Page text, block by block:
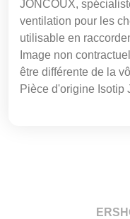
JONCOUX,
ventilation pour les
utilisable en
Image non
être différente de la
Pièce d'origine Isotip